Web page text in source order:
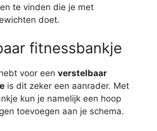
te vinden die je met
doet.
fitnessbankje
voor een verstelbaar
is dit zeker een aanrader. Met
kun je namelijk een hoop
toevoegen aan je schema.